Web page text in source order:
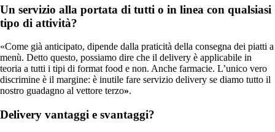
Un servizio alla portata di tutti o in linea con qualsiasi
tipo di attività?
«Come già anticipato, dipende dalla praticità della consegna dei piatti a
menù. Detto questo, possiamo dire che il delivery è applicabile in
teoria a tutti i tipi di format food e non. Anche farmacie. L’unico vero
discrimine è il margine: è inutile fare servizio delivery se diamo tutto il
nostro guadagno al vettore terzo».
Delivery vantaggi e svantaggi?